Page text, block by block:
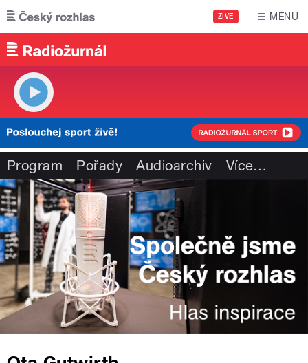
Přejít k hlavnímu obsahu
ŽIVĚ MENU
Program Pořady Audioarchiv Více…